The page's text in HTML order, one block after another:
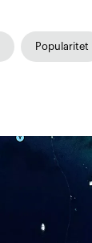
Popularitet